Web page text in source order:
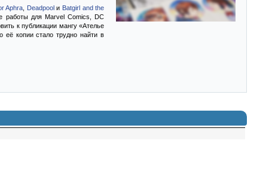
Aphra Deadpoolи Batgirl and the
работы для Marvel Comics, DC
к публикации мангу «Ателье
её копии стало трудно найти в